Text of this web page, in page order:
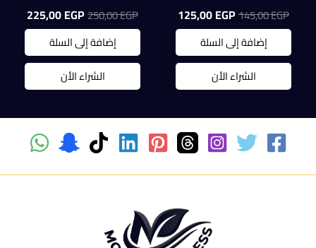
145,00EGP السعر
الأصلي
هو:
145,00 EGP.
125,00EGP
الحالي
125,00 EGP.
إضافة إلى السلة
الشراء الأن
250,00EGP السعر
الأصلي
هو:
250,00 EGP.
225,00EGP
EGP.
إضافة إلى السلة
الشراء الأن